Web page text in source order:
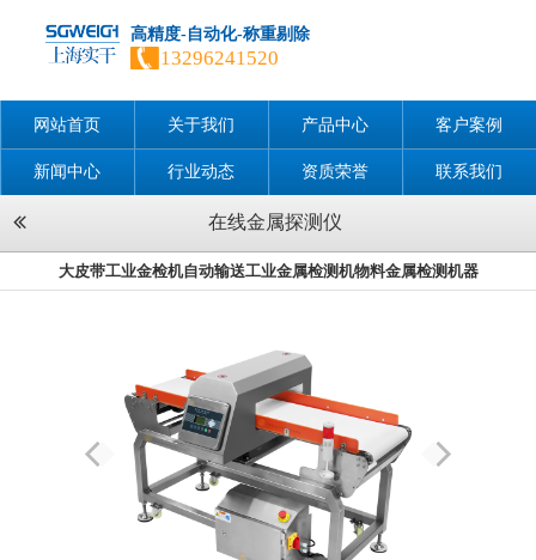
高精度-自动化-称重剔除
13296241520
网站首页 关于我们 产品中心 客户案例
新闻中心 行业动态 资质荣誉 联系我们
在线金属探测仪
大皮带工业金检机自动输送工业金属检测机物料金属检测机器